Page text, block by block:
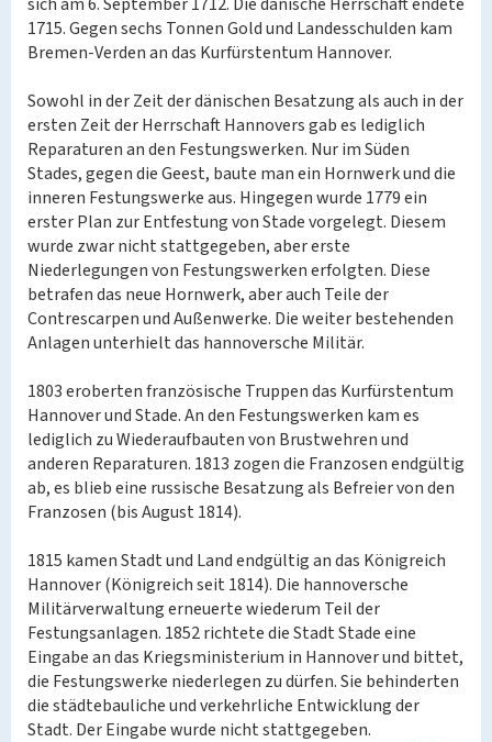
1715. Gegen sechs Tonnen Gold und Landesschulden kam
Bremen-Verden an das Kurfürstentum Hannover.
Sowohl in der Zeit der dänischen Besatzung als auch in der
ersten Zeit der Herrschaft Hannovers gab es lediglich
Reparaturen an den Festungswerken. Nur im Süden
Stades, gegen die Geest, baute man ein Hornwerk und die
inneren Festungswerke aus. Hingegen wurde 1779 ein
erster Plan zur Entfestung von Stade vorgelegt. Diesem
wurde zwar nicht stattgegeben, aber erste
Niederlegungen von Festungswerken erfolgten. Diese
betrafen das neue Hornwerk, aber auch Teile der
Contrescarpen und Außenwerke. Die weiter bestehenden
Anlagen unterhielt das hannoversche Militär.
1803 eroberten französische Truppen das Kurfürstentum
Hannover und Stade. An den Festungswerken kam es
lediglich zu Wiederaufbauten von Brustwehren und
anderen Reparaturen. 1813 zogen die Franzosen endgültig
ab, es blieb eine russische Besatzung als Befreier von den
Franzosen (bis August 1814).
1815 kamen Stadt und Land endgültig an das Königreich
Hannover (Königreich seit 1814). Die hannoversche
Militärverwaltung erneuerte wiederum Teil der
Festungsanlagen. 1852 richtete die Stadt Stade eine
Eingabe an das Kriegsministerium in Hannover und bittet,
die Festungswerke niederlegen zu dürfen. Sie behinderten
die städtebauliche und verkehrliche Entwicklung der
Stadt. Der Eingabe wurde nicht stattgegeben.